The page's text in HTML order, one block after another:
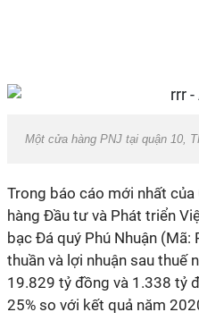
Một cửa hàng PNJ tại quận 10,
Trong báo cáo mới nhất
hàng Đầu tư và Phát triển
bạc Đá quý Phú Nhuận
thuần và lợi nhuận sau thuế
19.829 tỷ đồng và 1.338 tỷ
25% so với kết quả năm